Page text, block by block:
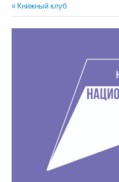
Навигация
по
Предыдущая
запись:
Книжный клуб